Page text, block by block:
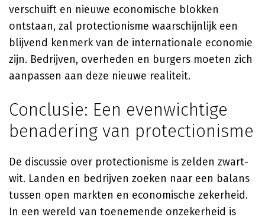
verschuift en nieuwe economische blokken
ontstaan, zal protectionisme waarschijnlijk een
blijvend kenmerk van de internationale economie
zijn. Bedrijven, overheden en burgers moeten zich
aanpassen aan deze nieuwe realiteit.
Conclusie: Een evenwichtige
benadering van protectionisme
De discussie over protectionisme is zelden zwart-
wit. Landen en bedrijven zoeken naar een balans
tussen open markten en economische zekerheid.
In een wereld van toenemende onzekerheid is